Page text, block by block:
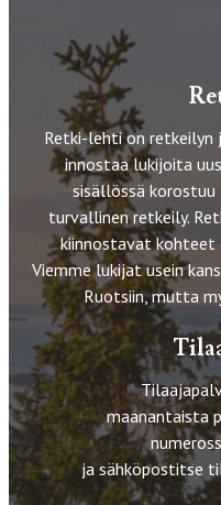
Retki-lehti on retkeilyn
innostaa lukijoita
sisällössä
turvallinen retkeily.
kiinnostavat kohteet
Viemme lukijat usein
Ruotsiin, mutta
maanantaista
ja sähköpostitse